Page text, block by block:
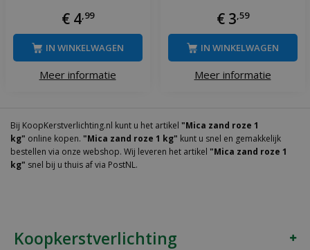
€ 4,99
Meer informatie
IN WINKELWAGEN
€ 3,59
Meer informatie
IN WINKELWAGEN
Bij KoopKerstverlichting.nl kunt u het artikel "Mica zand roze 1
kg" online kopen. "Mica zand roze 1 kg" kunt u snel en gemakkelijk
bestellen via onze webshop. Wij leveren het artikel "Mica zand roze 1
kg" snel bij u thuis af via PostNL.
Koopkerstverlichting